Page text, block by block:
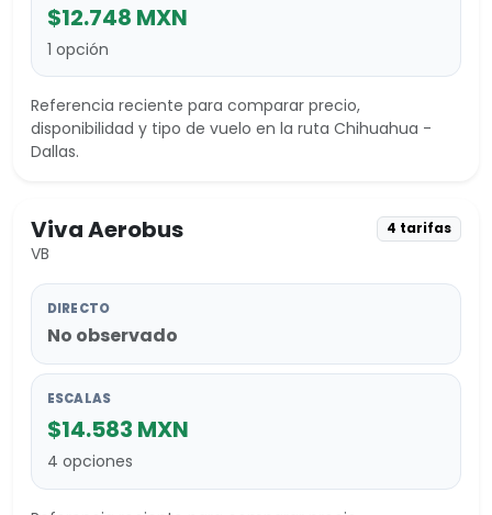
$12.748 MXN
1 opción
Referencia reciente para comparar precio,
disponibilidad y tipo de vuelo en la ruta Chihuahua -
Dallas.
Viva Aerobus
VB
4 tarifas
DIRECTO
No observado
ESCALAS
$14.583 MXN
4 opciones